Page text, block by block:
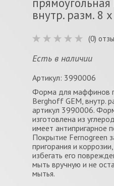
внутр. разм. 8
(0)
Есть в наличии
Артикул: 3990006
Форма для маффинов
Berghoff GEM, внутр.
артикул 3990006.
изготовлена из
имеет антипригарное
Покрытие Fernogreen
пригорания и
избегать его
мыть вручную и не
мытья.